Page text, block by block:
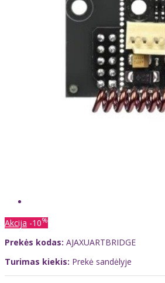
Akcija -10%
Prekės kodas: AJAXUARTBRIDGE
Turimas kiekis: Prekė sandėlyje